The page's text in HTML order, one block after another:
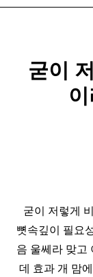
굳이
굳이 저렇게
뼛속깊이 필요
음 울쎄라 맞고
데 효과 개 맘